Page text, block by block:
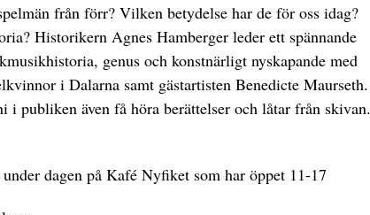
från förr? Vilken betydelse har de för oss idag?
Historikern Agnes Hamberger leder ett spännande
genus och konstnärligt nyskapande med
i Dalarna samt gästartisten Benedicte Maurseth.
i publiken även få höra berättelser och låtar från skivan.
dagen på Kafé Nyfiket som har öppet 11-17